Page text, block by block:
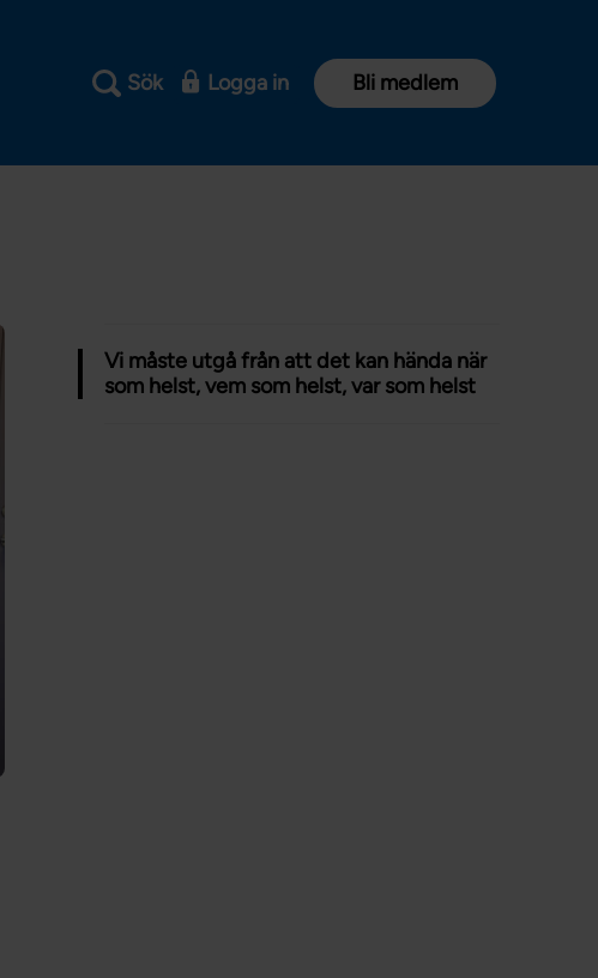
Sök Logga in Bli medlem
Vi måste utgå från att det kan hända när
som helst, vem som helst, var som helst